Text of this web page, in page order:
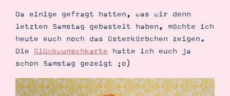
Katalog
Bestellen
Kontakt
Da einige gefragt hatten, was wir denn
letzten Samstag gebastelt haben, möchte ich
heute euch noch das Osterkörbchen zeigen.
Die Glückwunschkarte hatte ich euch ja
schon Samstag gezeigt ;o)